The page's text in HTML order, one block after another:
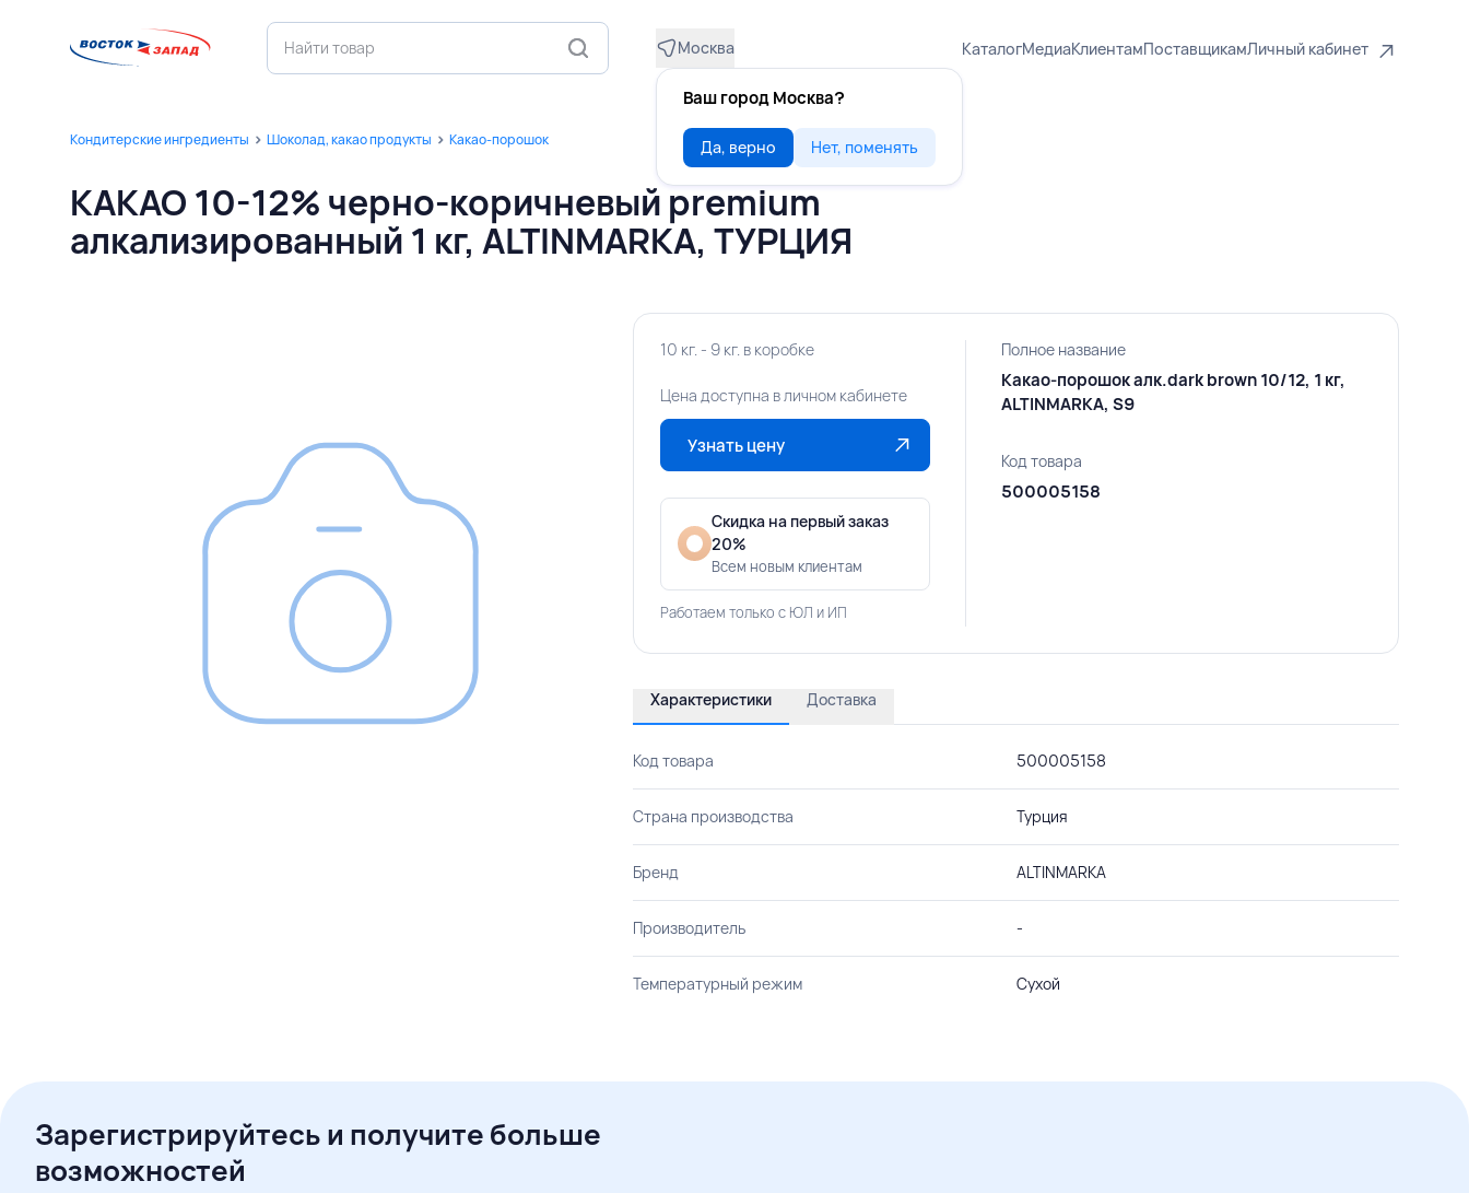
Москва
Ваш город Москва?
Да, верно Нет, поменять
КаталогМедиаКлиентамПоставщикамЛичный кабинет
Кондитерские ингредиенты Шоколад, какао продукты Какао-порошок
КАКАО 10-12% черно-коричневый premium
алкализированный 1 кг, ALTINMARKA, ТУРЦИЯ
10 кг. - 9 кг. в коробке
Цена доступна в личном кабинете
Узнать цену
Скидка на первый заказ
20%
Всем новым клиентам
Работаем только с ЮЛ и ИП
Полное название
Какао-порошок алк.dark brown 10/12, 1 кг,
ALTINMARKA, S9
Код товара
500005158
Характеристики Доставка
Код товара 500005158
Страна производства Турция
Бренд ALTINMARKA
Производитель -
Температурный режим Сухой
Зарегистрируйтесь и получите больше
возможностей